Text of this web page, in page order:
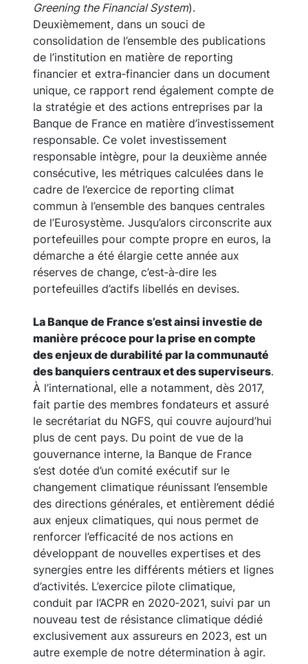
Greening the Financial System).
Deuxièmement, dans un souci de
consolidation de l’ensemble des publications
de l’institution en matière de reporting
financier et extra‑financier dans un document
unique, ce rapport rend également compte de
la stratégie et des actions entreprises par la
Banque de France en matière d’investissement
responsable. Ce volet investissement
responsable intègre, pour la deuxième année
consécutive, les métriques calculées dans le
cadre de l’exercice de reporting climat
commun à l’ensemble des banques centrales
de l’Eurosystème. Jusqu’alors circonscrite aux
portefeuilles pour compte propre en euros, la
démarche a été élargie cette année aux
réserves de change, c’est‑à‑dire les
portefeuilles d’actifs libellés en devises.
La Banque de France s’est ainsi investie de
manière précoce pour la prise en compte
des enjeux de durabilité par la communauté
des banquiers centraux et des superviseurs.
À l’international, elle a notamment, dès 2017,
fait partie des membres fondateurs et assuré
le secrétariat du NGFS, qui couvre aujourd’hui
plus de cent pays. Du point de vue de la
gouvernance interne, la Banque de France
s’est dotée d’un comité exécutif sur le
changement climatique réunissant l’ensemble
des directions générales, et entièrement dédié
aux enjeux climatiques, qui nous permet de
renforcer l’efficacité de nos actions en
développant de nouvelles expertises et des
synergies entre les différents métiers et lignes
d’activités. L’exercice pilote climatique,
conduit par l’ACPR en 2020‑2021, suivi par un
nouveau test de résistance climatique dédié
exclusivement aux assureurs en 2023, est un
autre exemple de notre détermination à agir.